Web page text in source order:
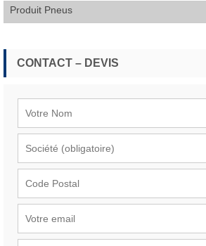
Produit Pneus
CONTACT – DEVIS